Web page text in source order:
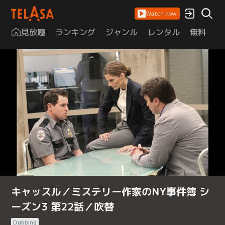
Watch now
見放題 ランキング ジャンル レンタル 無料
キャッスル／ミステリー作家のNY事件簿 シ
ーズン3 第22話／吹替
Dubbing